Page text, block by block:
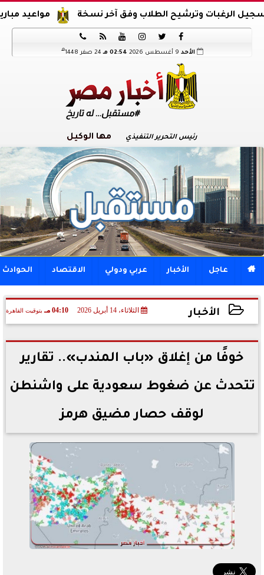
مواعيد مباريات






الأحد 02:54 مـ 24 صفر 1448 هـ
رئيس التحرير التنفيذي مها الوكيل
 عاجل الأخبار عربي ودولي الاقتصاد الحوادث
الأخبار الثلاثاء، 14 أبريل 2026 04:10 مـ بتوقيت القاهرة
2026-04-14 16:10:51
خوفًا من إغلاق «باب المندب».. تقارير
تتحدث عن ضغوط سعودية على واشنطن
لوقف حصار مضيق هرمز